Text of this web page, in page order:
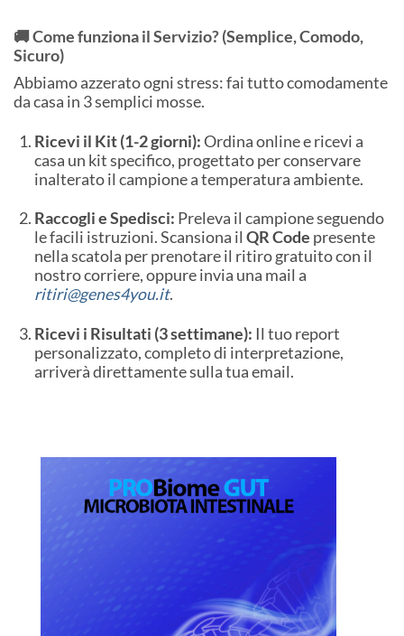
🚚 Come funziona il Servizio? (Semplice, Comodo,
Sicuro)
Abbiamo azzerato ogni stress: fai tutto comodamente
da casa in 3 semplici mosse.
Ricevi il Kit (1-2 giorni):Ordina online e ricevi a
casa un kit specifico, progettato per conservare
inalterato il campione a temperatura ambiente.
Raccogli e Spedisci: Preleva il campione seguendo
le facili istruzioni. Scansiona il QR Code presente
nella scatola per prenotare il ritiro gratuito con il
nostro corriere, oppure invia una mail a
ritiri@genes4you.it.
Ricevi i Risultati (3 settimane): Il tuo report
personalizzato, completo di interpretazione,
arriverà direttamente sulla tua email.